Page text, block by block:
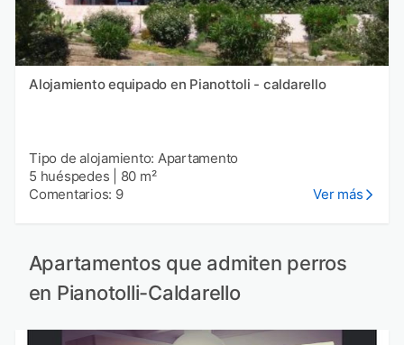
Alojamiento equipado en Pianottoli - caldarello
Tipo de alojamiento: Apartamento
5 huéspedes
80 m²
Comentarios: 9
Ver más
Apartamentos que admiten perros
en Pianotolli-Caldarello